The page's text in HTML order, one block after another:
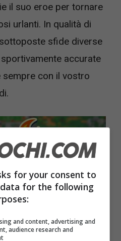
il suo eroe per tornare
urlanti. In qualità di
sfide diverse
accurate
con il vostro
per arrivare sul Game Pass
for your consent to
for the following
and content, advertising and
audience research and